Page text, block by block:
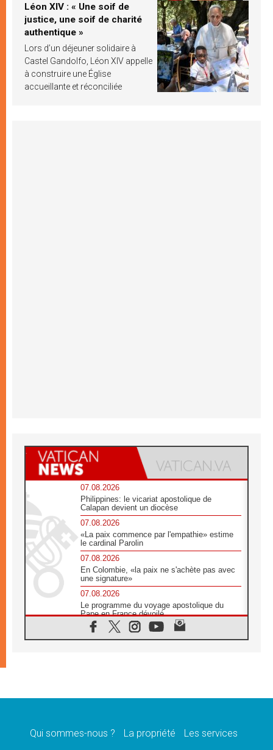
Léon XIV : « Une soif de
justice, une soif de charité
authentique »
Lors d’un déjeuner solidaire à
Castel Gandolfo, Léon XIV appelle
à construire une Église
accueillante et réconciliée
07.08.2026
Philippines: le vicariat apostolique de
Calapan devient un diocèse
07.08.2026
«La paix commence par l'empathie» estime
le cardinal Parolin
07.08.2026
En Colombie, «la paix ne s'achète pas avec
une signature»
07.08.2026
Le programme du voyage apostolique du
Pape en France dévoilé
07.08.2026
1ère Conférence continentale sur l'éducation
07.08.2026
07.08.2026
Qui sommes-nous ? La propriété
Les services